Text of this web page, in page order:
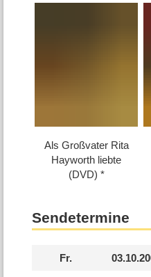
Als Großvater Rita
Hayworth liebte
(DVD)
Sendetermine
Fr.